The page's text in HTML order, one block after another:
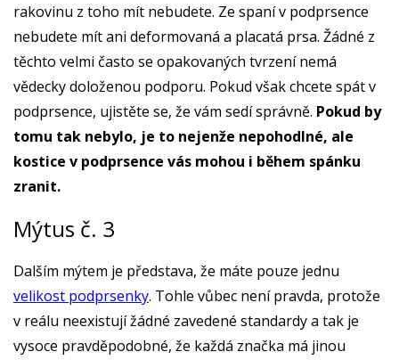
rakovinu z toho mít nebudete. Ze spaní v podprsence
nebudete mít ani deformovaná a placatá prsa. Žádné z
těchto velmi často se opakovaných tvrzení nemá
vědecky doloženou podporu. Pokud však chcete spát v
podprsence, ujistěte se, že vám sedí správně. Pokud by
tomu tak nebylo, je to nejenže nepohodlné, ale
kostice v podprsence vás mohou i během spánku
zranit.
Mýtus č. 3
Dalším mýtem je představa, že máte pouze jednu
velikost podprsenky. Tohle vůbec není pravda, protože
v reálu neexistují žádné zavedené standardy a tak je
vysoce pravděpodobné, že každá značka má jinou